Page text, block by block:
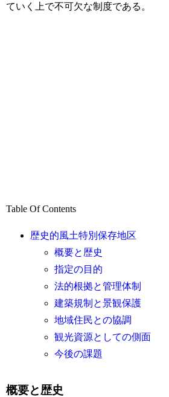
ていく上で不可欠な制度である。
Table Of Contents
歴史的風土特別保存地区
概要と歴史
指定の目的
法的根拠と管理体制
建築規制と景観保護
地域住民との協調
観光資源としての側面
今後の課題
概要と歴史